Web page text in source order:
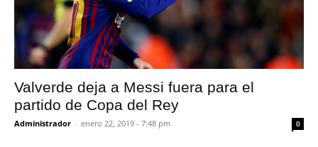
Valverde deja a Messi fuera para el
partido de Copa del Rey
Administrador - enero 22, 2019 - 7:48 pm 0